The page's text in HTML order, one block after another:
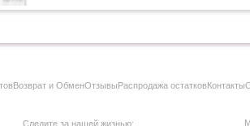
Возврат и ОбменОтзывыРаспродажа остатковКонтакты
Следите за нашей жизнью: